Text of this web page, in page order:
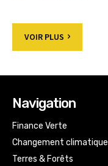
VOIR PLUS
Navigation
Finance Verte
Changement climatique
Terres & Forêts